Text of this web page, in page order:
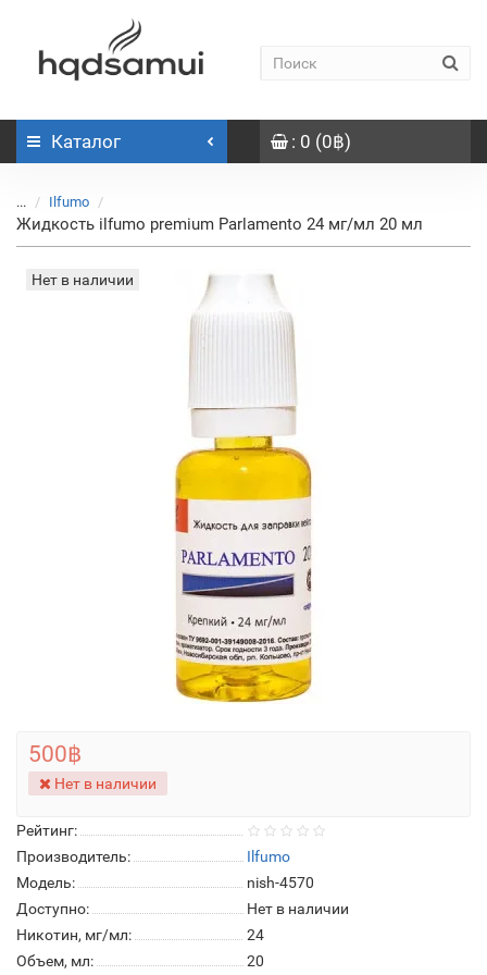
Каталог : 0 (0฿)
... Ilfumo
Жидкость ilfumo premium Parlamento 24 мг/мл 20 мл
Нет в наличии
Рейтинг:
Производитель:
Ilfumo
Модель:
nish-4570
Доступно:
Нет в наличии
Никотин, мг/мл:
24
Объем, мл:
20
500฿
Нет в наличии